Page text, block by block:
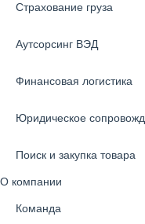
Страхование груза
Аутсорсинг ВЭД
Финансовая логистика
Юридическое
Поиск и закупка товара
О компании
Команда